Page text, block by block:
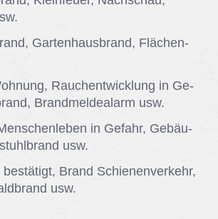
Gar­ten­haus­brand, Flä­chen­
Rauch­ent­wick­lung in Ge­
Brand­mel­de­alarm usw.
in Ge­fahr, Ge­bäu­
usw.
Brand Schie­nen­ver­kehr,
usw.